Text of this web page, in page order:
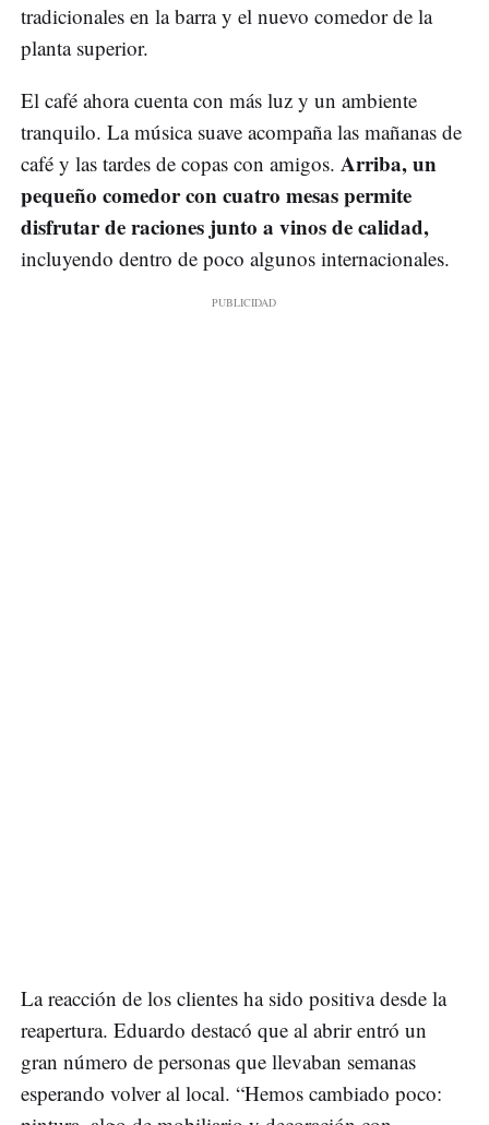
tradicionales en la barra y el nuevo comedor de la
planta superior.
El café ahora cuenta con más luz y un ambiente
tranquilo. La música suave acompaña las mañanas de
café y las tardes de copas con amigos. Arriba, un
pequeño comedor con cuatro mesas permite
disfrutar de raciones junto a vinos de calidad,
incluyendo dentro de poco algunos internacionales.
La reacción de los clientes ha sido positiva desde la
reapertura. Eduardo destacó que al abrir entró un
gran número de personas que llevaban semanas
esperando volver al local. “Hemos cambiado poco: